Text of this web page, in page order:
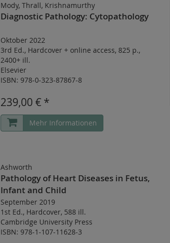
Mody, Thrall, Krishnamurthy
Diagnostic Pathology: Cytopathology
Oktober 2022
3rd Ed., Hardcover+ online access, 825 p.,
2400+ ill.
Elsevier
ISBN: 978-0-323-87867-8
239,00 € *
Mehr Informationen
Ashworth
Pathology of Heart Diseases in Fetus,
Infant and Child
September 2019
1st Ed., Hardcover, 588 ill.
Cambridge University Press
ISBN: 978-1-107-11628-3